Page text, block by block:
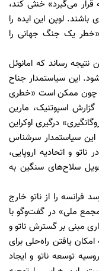
می‌گیرد» خنثی کند،
لوپن این ایده را
یک جنگ جهانی را
نتیجه رساند که امانوئل
این سیاستمدار جناح
چون ممکن است «خطری
گزارش اسپوتنیک، مارین
درگیری اوکراین
این سیاستمدار سرشناس
و اتحادیه اروپایی،
سلاح‌های سنگین به
فرانسه را از ناتو خارج
ملی» در گفت‌وگو با
مبنی بر گسترش ناتو و
یافتن راه‌حلی برای
توسعه ناتو و ایجاد